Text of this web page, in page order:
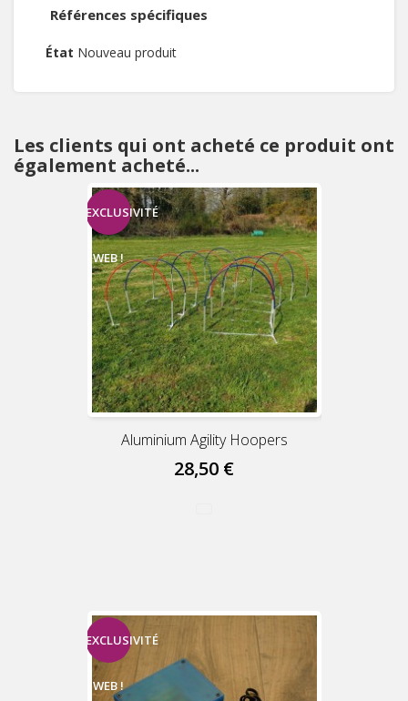
Références spécifiques
État Nouveau produit
Les clients qui ont acheté ce produit ont
également acheté...
EXCLUSIVITÉ
WEB !
Aluminium Agility Hoopers
28,50 €
EXCLUSIVITÉ
WEB !